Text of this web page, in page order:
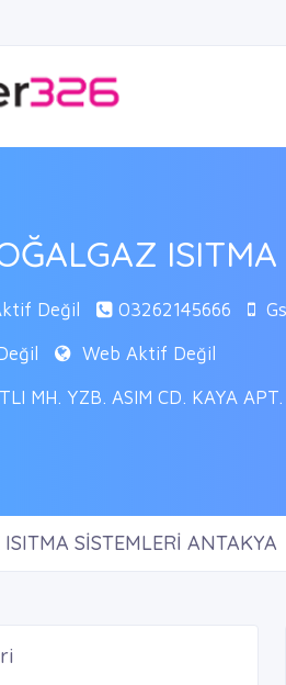
Değil 03262145666
Web Aktif Değil
MH. YZB. ASIM CD. KAYA
SİSTEMLERİ ANTAKYA